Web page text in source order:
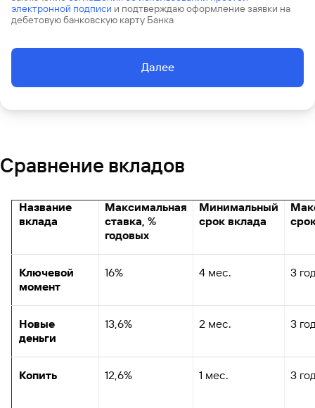
электронной подписи и подтверждаю оформление заявки на
дебетовую банковскую карту Банка
Далее
Сравнение вкладов
Название
вклада
Максимальная
ставка, %
годовых
Минимальный
срок вклада
Ключевой
момент
16% 4 мес. 3
Новые
деньги
13,6% 2 мес. 3
Копить 12,6% 1 мес. 3